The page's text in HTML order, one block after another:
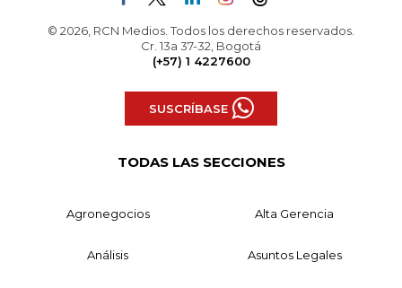
© 2026, RCN Medios. Todos los derechos reservados.
Cr. 13a 37-32, Bogotá
(+57) 1 4227600
SUSCRÍBASE
TODAS LAS SECCIONES
Agronegocios Alta Gerencia
Análisis Asuntos Legales